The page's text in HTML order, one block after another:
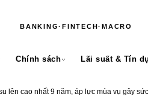
BANKING·FINTECH·MACRO
Chính sách Lãi suất & Tín
lên cao nhất 9 năm, áp lực mùa vụ gây